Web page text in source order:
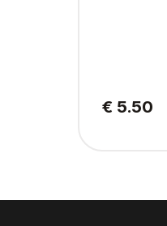
€ 5.50